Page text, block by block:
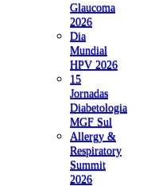
Glaucoma
2026
Dia
Mundial
HPV 2026
15
Jornadas
Diabetologia
MGF Sul
Allergy &
Respiratory
Summit
2026